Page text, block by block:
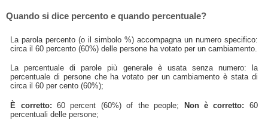
Quando si dice percento e quando percentuale?
La parola percento (o il simbolo %) accompagna un numero specifico:
circa il 60 percento (60%) delle persone ha votato per un cambiamento.
La percentuale di parole più generale è usata senza numero: la
percentuale di persone che ha votato per un cambiamento è stata di
circa il 60 per cento (60%);
È corretto: 60 percent (60%) of the people; Non è corretto: 60
percentuali delle persone;